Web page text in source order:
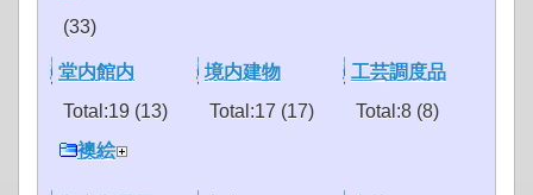
(33)
堂内館内
Total:19 (13)
襖絵
境内建物
Total:17 (17)
工芸調度品
Total:8 (8)